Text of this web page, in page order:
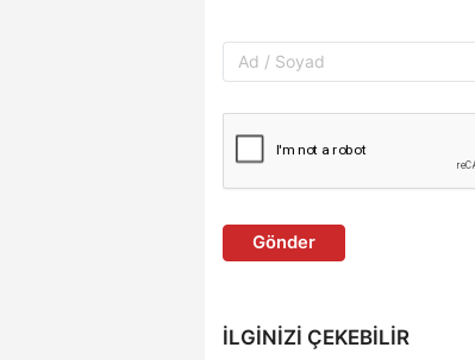
Gönder
İLGINIZI ÇEKEBILIR